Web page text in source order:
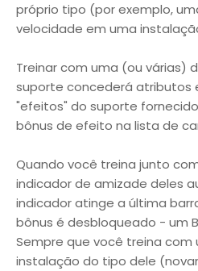
próprio tipo (por exemplo,
velocidade em uma
Treinar com uma (ou várias)
suporte concederá atributos
"efeitos" do suporte
bônus de efeito na lista de
Quando você treina junto
indicador de amizade deles
indicador atinge a última
bônus é desbloqueado - um
Sempre que você treina com
instalação do tipo dele